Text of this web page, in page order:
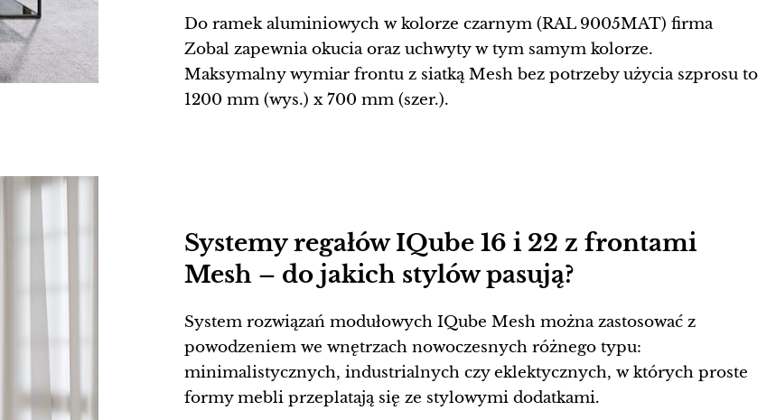
Do ramek aluminiowych w kolorze czarnym (RAL 9005MAT) firma
Zobal zapewnia okucia oraz uchwyty w tym samym kolorze.
Maksymalny wymiar frontu z siatką Mesh bez potrzeby użycia szprosu to
1200 mm (wys.) x 700 mm (szer.).
Systemy regałów IQube 16 i 22 z frontami
Mesh – do jakich stylów pasują?
System rozwiązań modułowych IQube Mesh można zastosować z
powodzeniem we wnętrzach nowoczesnych różnego typu:
minimalistycznych, industrialnych czy eklektycznych, w których proste
formy mebli przeplatają się ze stylowymi dodatkami.